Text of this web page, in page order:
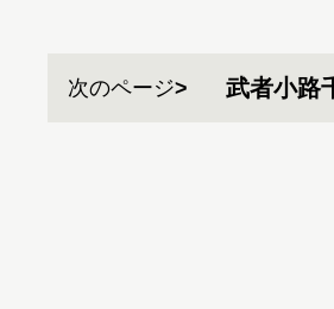
次のページ 武者小路